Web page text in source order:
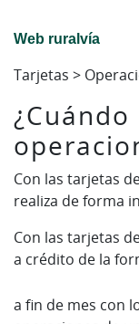
Web ruralvía
Tarjetas >
Con las tarjetas
realiza de forma
Con las tarjetas
a crédito de la
a fin de mes con